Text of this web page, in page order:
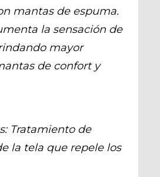
mantas de espuma.
la sensación de
mayor
de confort y
Tratamiento de
la tela que repele los